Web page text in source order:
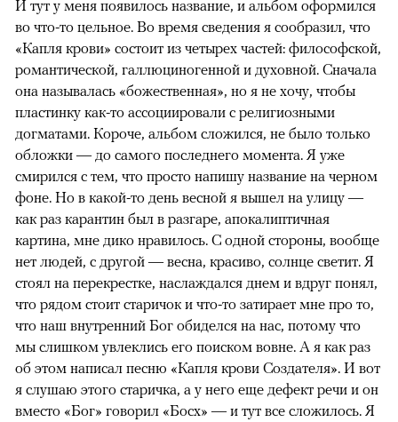
И тут у меня появилось название, и альбом оформился
во что-то цельное. Во время сведения я сообразил, что
«Капля крови» состоит из четырех частей: философской,
романтической, галлюциногенной и духовной. Сначала
она называлась «божественная», но я не хочу, чтобы
пластинку как-то ассоциировали с религиозными
догматами. Короче, альбом сложился, не было только
обложки — до самого последнего момента. Я уже
смирился с тем, что просто напишу название на черном
фоне. Но в какой-то день весной я вышел на улицу —
как раз карантин был в разгаре, апокалиптичная
картина, мне дико нравилось. С одной стороны, вообще
нет людей, с другой — весна, красиво, солнце светит. Я
стоял на перекрестке, наслаждался днем и вдруг понял,
что рядом стоит старичок и что-то затирает мне про то,
что наш внутренний Бог обиделся на нас, потому что
мы слишком увлеклись его поиском вовне. А я как раз
об этом написал песню «Капля крови Создателя». И вот
я слушаю этого старичка, а у него еще дефект речи и он
вместо «Бог» говорил «Босх» — и тут все сложилось. Я